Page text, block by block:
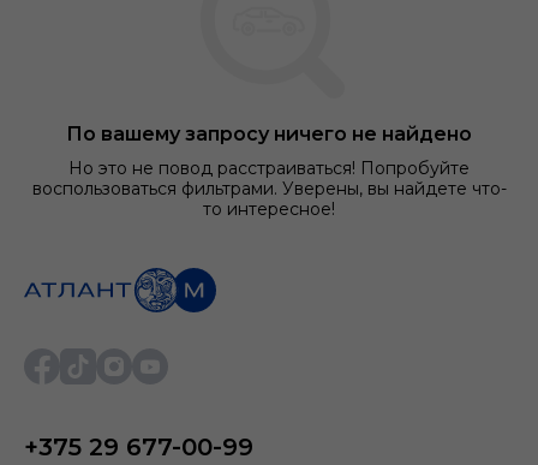
По вашему запросу ничего не найдено
Но это не повод расстраиваться! Попробуйте
воспользоваться фильтрами. Уверены, вы найдете что-
то интересное!
+375 29 677-00-99